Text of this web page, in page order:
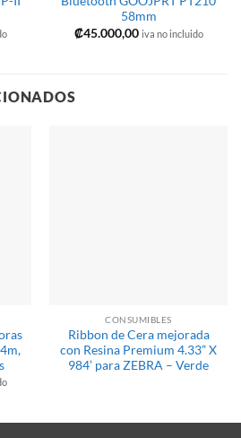
58mm
₡45.000,00 iva no incluido
CONSUMIBLES
Ribbon de Cera mejorada
con Resina Premium 4.33” X
984’ para ZEBRA – Verde